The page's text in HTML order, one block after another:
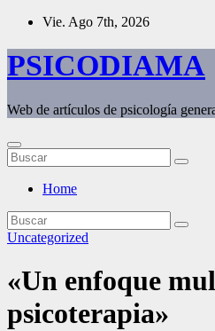
Saltar
contenido
Vie. Ago 7th, 2026
PSICODIAMA
Web de artículos de psicología
Home
Uncategorized
«Un enfoque
psicoterapia»